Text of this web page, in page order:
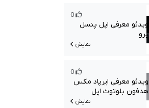
0
ویدئو معرفی اپل پنسل
پرو
نمایش
0
ویدئو معرفی ایرپاد مکس
هدفون بلوتوث اپل
نمایش